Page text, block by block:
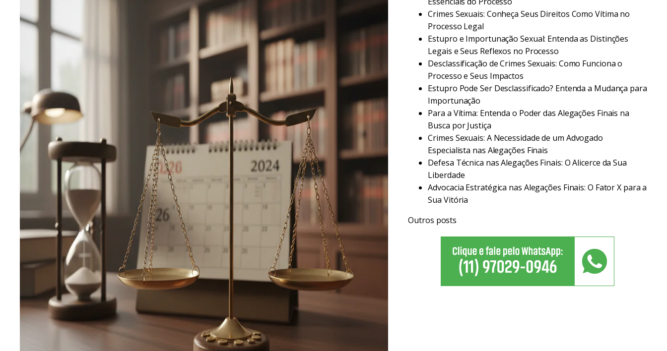
Crimes Sexuais: Conheça Seus Direitos Como Vítima no
Processo Legal
Estupro e Importunação Sexual: Entenda as Distinções
Legais e Seus Reflexos no Processo
Desclassificação de Crimes Sexuais: Como Funciona o
Processo e Seus Impactos
Estupro Pode Ser Desclassificado? Entenda a Mudança para
Importunação
Para a Vítima: Entenda o Poder das Alegações Finais na
Busca por Justiça
Crimes Sexuais: A Necessidade de um Advogado
Especialista nas Alegações Finais
Defesa Técnica nas Alegações Finais: O Alicerce da Sua
Liberdade
Advocacia Estratégica nas Alegações Finais: O Fator X para a
Sua Vitória
Outros posts